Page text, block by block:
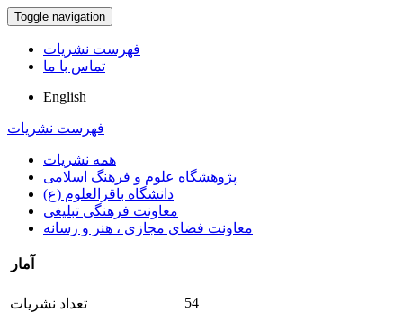
Toggle navigation
فهرست نشریات
تماس با ما
English
فهرست نشریات
همه نشریات
پژوهشگاه علوم و فرهنگ اسلامی
دانشگاه باقرالعلوم (ع)
معاونت فرهنگی تبلیغی
معاونت فضای مجازی ، هنر و رسانه
آمار
تعداد نشریات
54